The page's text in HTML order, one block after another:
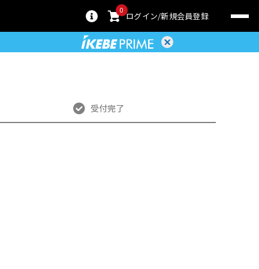
0
ログイン 新規会員登録
受付完了